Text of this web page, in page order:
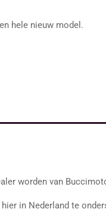
hele nieuw model.
worden van
in Nederland te